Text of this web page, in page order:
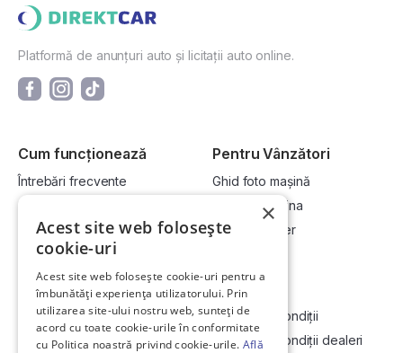
Platformă de anunțuri auto și licitații auto online.
Cum funcționează
Întrebări frecvente
Cum vând la licitație?
Pentru Vânzători
Ghid foto mașină
Vinde-ți mașina
Devino dealer
Link-uri utile
Informații utile vizionare
Contact
Compania
Termeni și condiții
Termeni și condiții dealeri
×
Acest site web folosește
cookie-uri
Acest site web folosește cookie-uri pentru a
îmbunătăți experiența utilizatorului. Prin
utilizarea site-ului nostru web, sunteți de
acord cu toate cookie-urile în conformitate
cu Politica noastră privind cookie-urile. Află